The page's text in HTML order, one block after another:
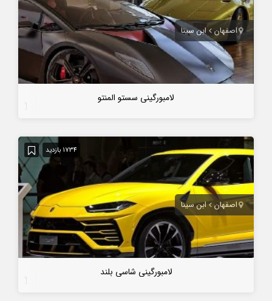
اصفهان ابن سینا
لامبورگینی سستو المنتو
1734 بازدید
اصفهان ابن سینا
لامبورگینی شاسی بلند